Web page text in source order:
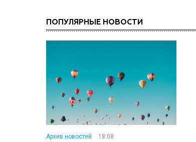
ПОПУЛЯРНЫЕ НОВОСТИ
Архив новостей 18:08